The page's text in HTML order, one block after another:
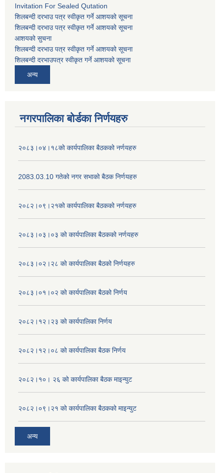
Invitation For Sealed Qutation
शिलबन्दी दरभाउ पत्र स्वीकृत गर्ने आशयको सूचना
शिलबन्दी दरभाउ पत्र स्वीकृत गर्ने आशयको सूचना
आशयको सुचना
शिलबन्दी दरभाउ पत्र स्वीकृत गर्ने आशयको सूचना
शिलबन्दी दरभाउपत्र स्वीकृत गर्ने आशयको सूचना
अन्य
नगरपालिका बोर्डका निर्णयहरु
२०८३।०४।१८को कार्यपालिका बैठकको नर्णयहरु
2083.03.10 गतेको नगर सभाको बैठक निर्णयहरु
२०८२।०९।२१को कार्यपालिका बैठकको नर्णयहरु
२०८३।०३।०३ को कार्यपालिका बैठकको नर्णयहरु
२०८३।०२।२८ को कार्यपालिका बैठको निर्णयहरु
२०८३।०१।०२ को कार्यपालिका बैठको निर्णय
२०८२।१२।२३ को कार्यपालिका निर्णय
२०८२।१२।०८ को कार्यपालिका बैठक निर्णय
२०८२।१०। २६ को कार्यपालिका बैठक माइन्युट
२०८२।०९।२१ को कार्यपालिका बैठकको माइन्युट
अन्य